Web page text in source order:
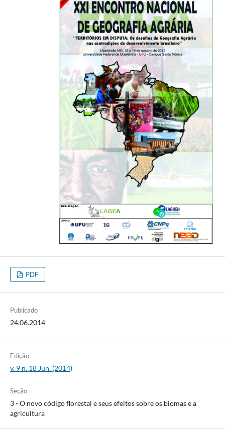
PDF
Publicado
24.06.2014
Edição
v. 9 n. 18 Jun. (2014)
Seção
3 - O novo código florestal e seus efeitos sobre os biomas e a
agricultura